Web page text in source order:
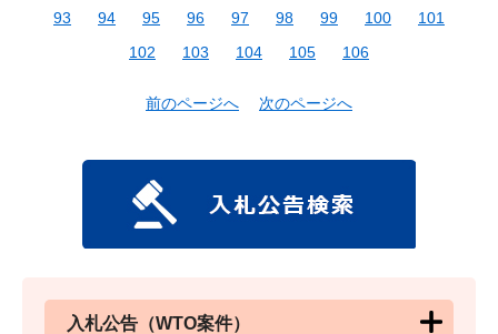
93
94 95 96 97 98 99 100
101
102
103 104 105 106
前のページへ 次のページへ
入札公告（WTO案件）